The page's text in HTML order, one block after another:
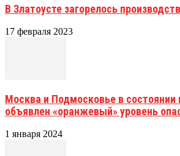
В Златоусте загорелось
17 февраля 2023
Москва и Подмосковье в состоянии
объявлен «оранжевый» уровень
1 января 2024